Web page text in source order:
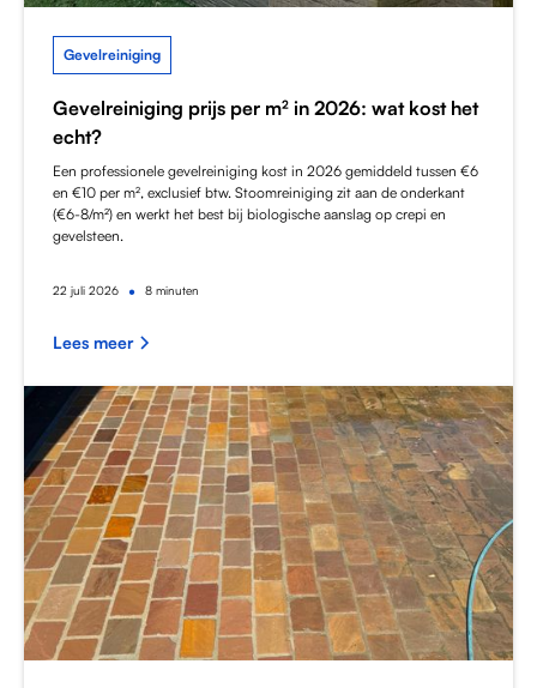
Gevelreiniging
Gevelreiniging prijs per m² in 2026: wat kost het
echt?
Een professionele gevelreiniging kost in 2026 gemiddeld tussen €6
en €10 per m², exclusief btw. Stoomreiniging zit aan de onderkant
(€6-8/m²) en werkt het best bij biologische aanslag op crepi en
gevelsteen.
22 juli 2026 • 8 minuten
Lees meer